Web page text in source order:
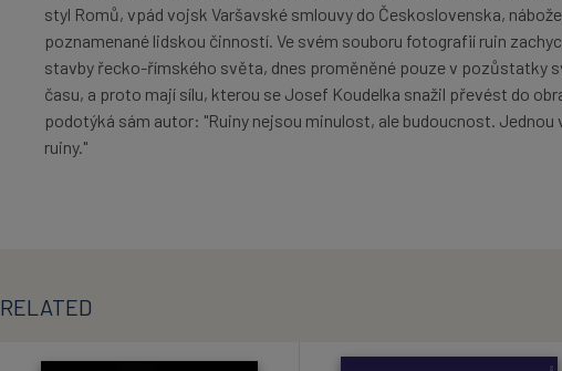
styl Romů, vpád vojsk Varšavské smlouvy do Československa,
poznamenané lidskou činností. Ve svém souboru fotografií ruin
stavby řecko-římského světa, dnes proměněné pouze v pozůstatky
času, a proto mají sílu, kterou se Josef Koudelka snažil převést do
podotýká sám autor: "Ruiny nejsou minulost, ale budoucnost. Jednou
ruiny."
RELATED